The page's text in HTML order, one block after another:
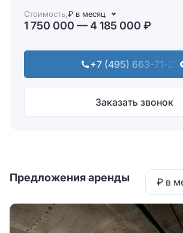
Стоимость,₽ в месяц
1 750 000 — 4 185 000 ₽
+7 (495) 663-71-25
Заказать звонок
Предложения аренды ₽ в